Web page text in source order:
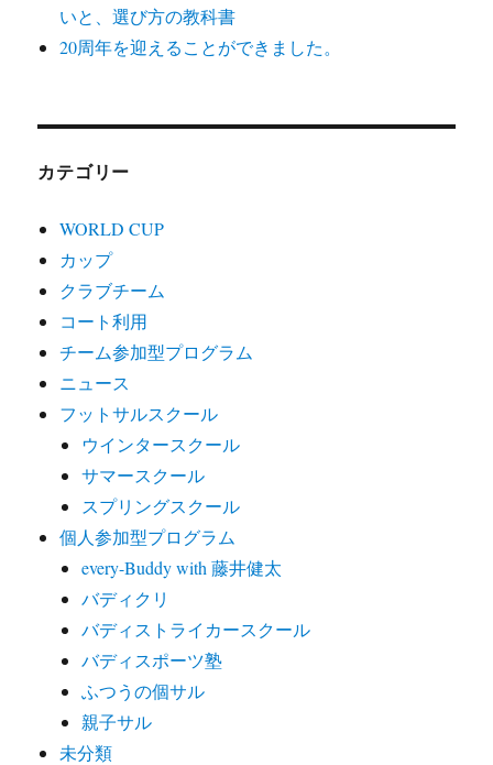
いと、選び方の教科書
20周年を迎えることができました。
カテゴリー
WORLD CUP
カップ
クラブチーム
コート利用
チーム参加型プログラム
ニュース
フットサルスクール
ウインタースクール
サマースクール
スプリングスクール
個人参加型プログラム
every-Buddy with 藤井健太
バディクリ
バディストライカースクール
バディスポーツ塾
ふつうの個サル
親子サル
未分類